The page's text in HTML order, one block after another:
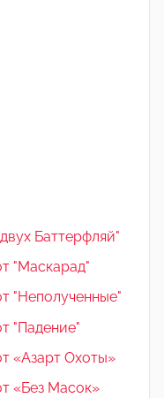
Баттерфляй"
"Маскарад"
"Неполученные"
"Падение"
«Азарт Охоты»
«Без Масок»